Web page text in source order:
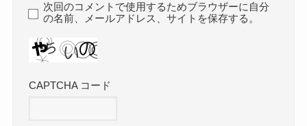
次回のコメントで使用するためブラウザーに自分
の名前、メールアドレス、サイトを保存する。
CAPTCHA コード